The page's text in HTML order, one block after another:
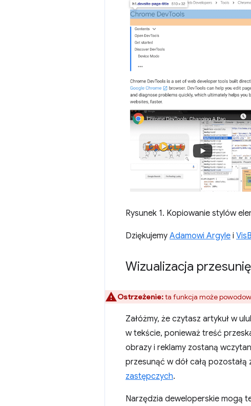
Rysunek 1. Kopiowanie stylów
Dziękujemy Adamowi Argyle i
Wizualizacja
Ostrzeżenie:ta funkcja może
Załóżmy, że czytasz artykuł w
w tekście, ponieważ treść
obrazy i reklamy zostaną
przesunąć w dół całą
zastępczych.
Narzędzia deweloperskie mogą